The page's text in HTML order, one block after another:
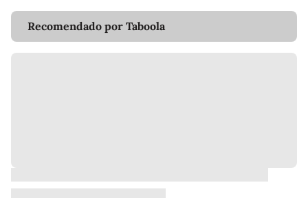
Recomendado por Taboola